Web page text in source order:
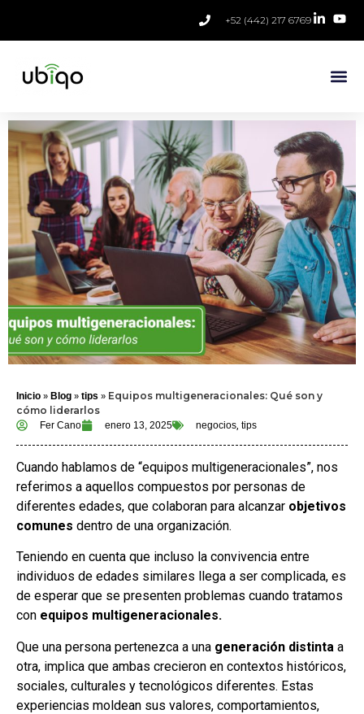
+52 (442) 217 6769
Inicio » Blog » tips » Equipos multigeneracionales: Qué son y
cómo liderarlos
Fer Cano enero 13, 2025 negocios, tips
Cuando hablamos de “equipos multigeneracionales”, nos
referimos a aquellos compuestos por personas de
diferentes edades, que colaboran para alcanzar objetivos
comunes dentro de una organización.
Teniendo en cuenta que incluso la convivencia entre
individuos de edades similares llega a ser complicada, es
de esperar que se presenten problemas cuando tratamos
con equipos multigeneracionales.
Que una persona pertenezca a una generación distinta a
otra, implica que ambas crecieron en contextos históricos,
sociales, culturales y tecnológicos diferentes. Estas
experiencias moldean sus valores, comportamientos,